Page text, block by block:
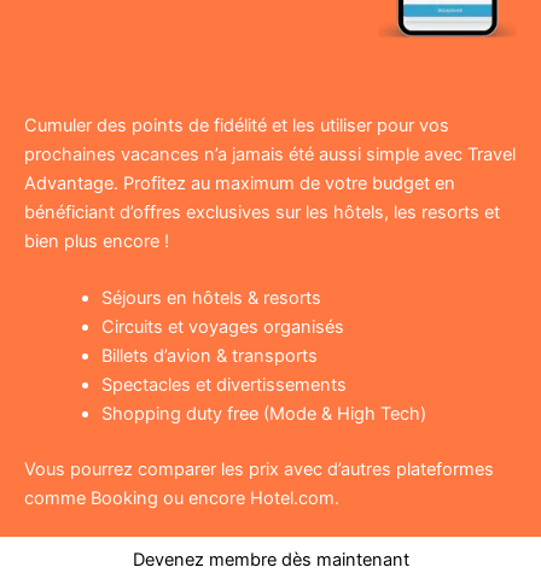
Cumuler des points de fidélité et les utiliser pour vos
prochaines vacances n’a jamais été aussi simple avec Travel
Advantage. Profitez au maximum de votre budget en
bénéficiant d’offres exclusives sur les hôtels, les resorts et
bien plus encore !
Séjours en hôtels & resorts
Circuits et voyages organisés
Billets d’avion & transports
Spectacles et divertissements
Shopping duty free (Mode & High Tech)
Vous pourrez comparer les prix avec d’autres plateformes
comme Booking ou encore Hotel.com.
Devenez membre dès maintenant